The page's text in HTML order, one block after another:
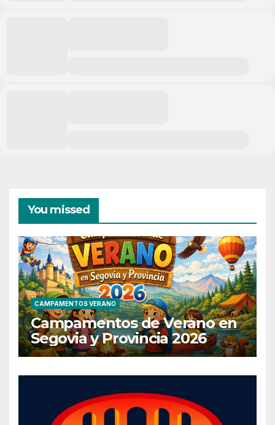
You missed
CAMPAMENTOS VERANO
Campamentos de Verano en
Segovia y Provincia 2026